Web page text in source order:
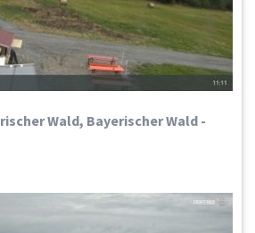
Wald, Bayerischer Wald -